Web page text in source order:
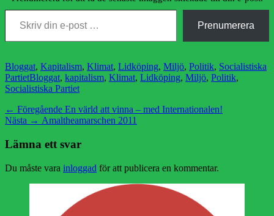
Skriv din e-post …
Prenumerera
Kategorier
Bloggat, Kapitalism, Klimat, Lidköping, Miljö, Politik, Socialistiska
PartietEtiketter
Bloggat, kapitalism, Klimat, Lidköping, Miljö, Politik,
Socialistiska Partiet
Inläggsnavigering
← Föregående Föregående
inlägg:
En värld att vinna – med Internationalen!
Nästa → Nästa
Amaltheamarschen 2011
Lämna ett svar
Du måste vara inloggad för att publicera en kommentar.